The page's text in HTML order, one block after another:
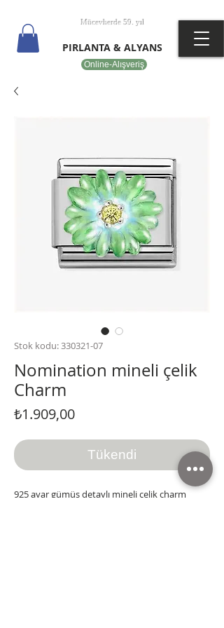
Online-Alışveriş
Mücevherde 59. yıl
PIRLANTA & ALYANS
Stok kodu: 330321-07
Nomination mineli çelik
Charm
₺1.909,00Fiyat
Tükendi
925 ayar gümüş detaylı mineli çelik charm